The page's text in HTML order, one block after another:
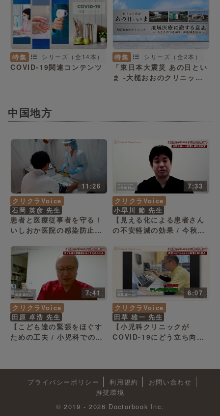
特集 シリーズ（全14本）
COVID-19関連コンテンツ
特集 シリーズ（全2本）
「東日本大震災 あの日とい
ま -大槌おおのクリニッ
中国地方
11:26
クリクラVoice
石岡 英彦 先生
患者と医療従事者を守る！
いしおか医院の感染防止対
7:33
クリクラVoice
小早川 節 先生
【見える化による患者さん
の不安軽減の効果 / 今秋の
況 】山口県 宇部市 小早川
節 先生
7:41
クリクラVoice
田原 卓浩 先生
【こども達の緊張をほぐす
ための工夫 / 小児科でのワ
6:07
クリクラVoice
田草 雄一 先生
【小児科クリニックが
COVID-19にどう立ち向か
プライバシーポリシー 利用規約
お問い合わせ
推奨環境
© 2019 - 2026 Doctorbook Inc.